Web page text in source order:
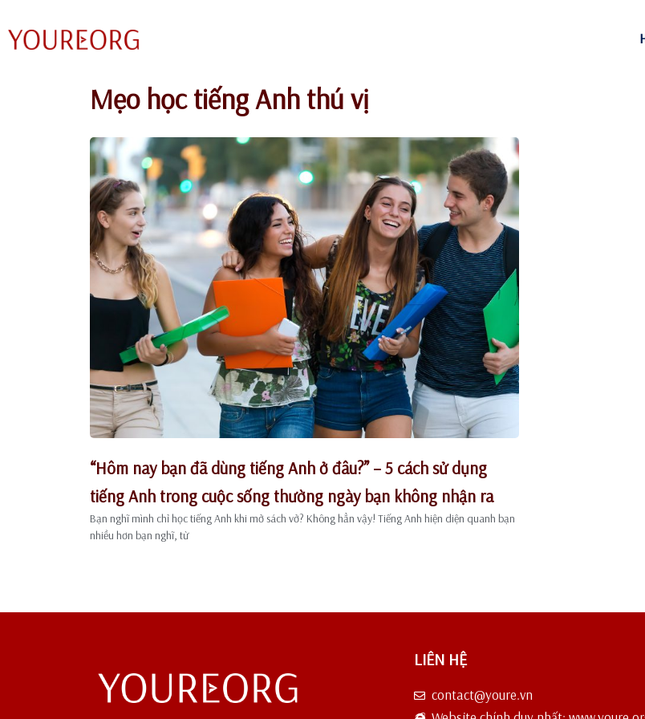
Chuyển
Mẹo học tiếng Anh thú vị
“Hôm nay bạn đã dùng tiếng Anh ở đâu?” – 5 cách sử dụng
tiếng Anh trong cuộc sống thường ngày bạn không nhận ra
Bạn nghĩ mình chỉ học tiếng Anh khi mở sách vở? Không hẳn vậy! Tiếng Anh hiện diện quanh bạn
nhiều hơn bạn nghĩ, từ
LIÊN HỆ
contact@youre.vn